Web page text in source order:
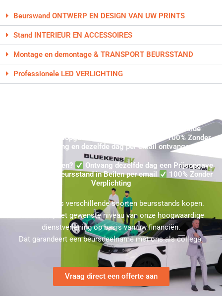
Beurswand ONTWERP EN DESIGN VAN UW PRINTS
Stand INTERIEUR EN ACCESSOIRES
Montage en demontage & TRANSPORT BEURSSTAND
Professionele LED VERLICHTING
Gekochte Beursstand Beilen - Eenvoudig uw Gehuurde
Standbouw Prijsopgave in Beilen aanvragen ★ 100% Zonder
Verplichting en dezelfde dag per email ontvangen
Beursstand Kopen?
Ontvang dezelfde dag een Prijsopgave
voor een huur Beursstand in Beilen per email
100% Zonder
Verplichting
U kunt bij ons verschillende soorten beursstands kopen.
Kies hierbij het gewenste niveau van onze hoogwaardige
dienstverlening op basis van uw financiën.
Dat garandeert een beursdeelname met ons als collega.
Vraag direct een offerte aan